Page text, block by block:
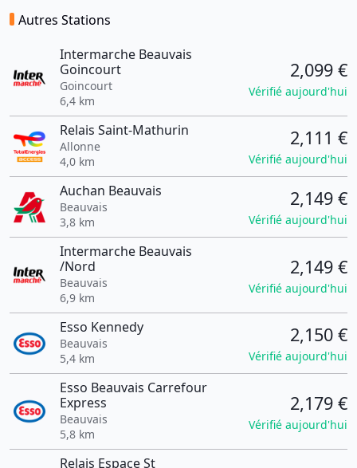
Autres Stations
Intermarche Beauvais
Goincourt
Goincourt
6,4 km
2,099 €
Vérifié aujourd'hui
Relais Saint-Mathurin
Allonne
4,0 km
2,111 €
Vérifié aujourd'hui
Auchan Beauvais
Beauvais
3,8 km
2,149 €
Vérifié aujourd'hui
Intermarche Beauvais
/Nord
Beauvais
6,9 km
2,149 €
Vérifié aujourd'hui
Esso Kennedy
Beauvais
5,4 km
2,150 €
Vérifié aujourd'hui
Esso Beauvais Carrefour
Express
Beauvais
5,8 km
2,179 €
Vérifié aujourd'hui
Relais Espace St